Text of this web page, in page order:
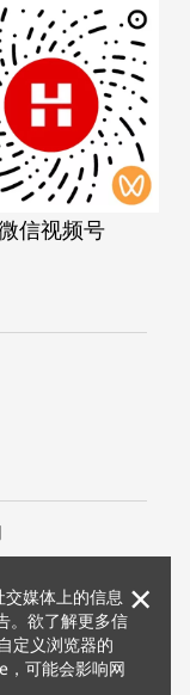
媒体上的信息
。欲了解更多信
定义浏览器的
，可能会影响网
×
信视频号